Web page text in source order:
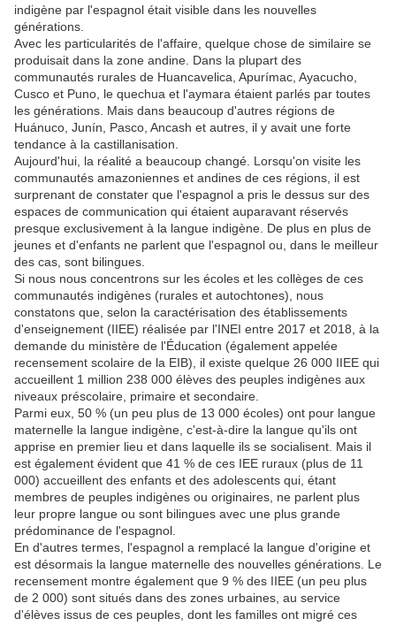
indigène par l'espagnol était visible dans les nouvelles
générations.
Avec les particularités de l'affaire, quelque chose de similaire se
produisait dans la zone andine. Dans la plupart des
communautés rurales de Huancavelica, Apurímac, Ayacucho,
Cusco et Puno, le quechua et l'aymara étaient parlés par toutes
les générations. Mais dans beaucoup d'autres régions de
Huánuco, Junín, Pasco, Ancash et autres, il y avait une forte
tendance à la castillanisation.
Aujourd'hui, la réalité a beaucoup changé. Lorsqu'on visite les
communautés amazoniennes et andines de ces régions, il est
surprenant de constater que l'espagnol a pris le dessus sur des
espaces de communication qui étaient auparavant réservés
presque exclusivement à la langue indigène. De plus en plus de
jeunes et d'enfants ne parlent que l'espagnol ou, dans le meilleur
des cas, sont bilingues.
Si nous nous concentrons sur les écoles et les collèges de ces
communautés indigènes (rurales et autochtones), nous
constatons que, selon la caractérisation des établissements
d'enseignement (IIEE) réalisée par l'INEI entre 2017 et 2018, à la
demande du ministère de l'Éducation (également appelée
recensement scolaire de la EIB), il existe quelque 26 000 IIEE qui
accueillent 1 million 238 000 élèves des peuples indigènes aux
niveaux préscolaire, primaire et secondaire.
Parmi eux, 50 % (un peu plus de 13 000 écoles) ont pour langue
maternelle la langue indigène, c'est-à-dire la langue qu'ils ont
apprise en premier lieu et dans laquelle ils se socialisent. Mais il
est également évident que 41 % de ces IEE ruraux (plus de 11
000) accueillent des enfants et des adolescents qui, étant
membres de peuples indigènes ou originaires, ne parlent plus
leur propre langue ou sont bilingues avec une plus grande
prédominance de l'espagnol.
En d'autres termes, l'espagnol a remplacé la langue d'origine et
est désormais la langue maternelle des nouvelles générations. Le
recensement montre également que 9 % des IIEE (un peu plus
de 2 000) sont situés dans des zones urbaines, au service
d'élèves issus de ces peuples, dont les familles ont migré ces